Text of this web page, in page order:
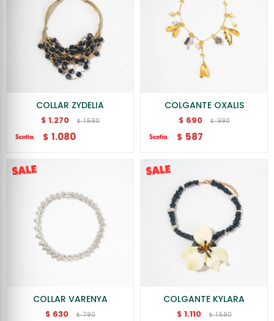
COLLAR ZYDELIA
$ 1.270 $ 1.590
$ 1.080
COLGANTE OXALIS
$ 690 $ 990
$ 587
COLLAR VARENYA
$ 630 $ 790
COLGANTE KYLARA
$ 1.110 $ 1.590